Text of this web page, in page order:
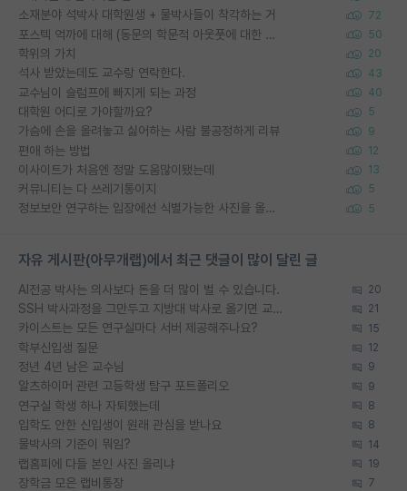
소재분야 석박사 대학원생 + 물박사들이 착각하는 거 72
포스텍 억까에 대해 (동문의 학문적 아웃풋에 대한 반박) 50
학위의 가치 20
석사 받았는데도 교수랑 연락한다. 43
교수님이 슬럼프에 빠지게 되는 과정 40
대학원 어디로 가야할까요? 5
가슴에 손을 올려놓고 싫어하는 사람 불공정하게 리뷰 9
편애 하는 방법 12
이사이트가 처음엔 정말 도움많이됐는데 13
커뮤니티는 다 쓰레기통이지 5
정보보안 연구하는 입장에선 식별가능한 사진을 올리는건 비추이긴함 5
자유 게시판(아무개랩)에서 최근 댓글이 많이 달린 글
AI전공 박사는 의사보다 돈을 더 많이 벌 수 있습니다. 20
SSH 박사과정을 그만두고 지방대 박사로 옮기면 교수의 꿈은 끝일까요? 21
카이스트는 모든 연구실마다 서버 제공해주나요? 15
학부신입생 질문 12
정년 4년 남은 교수님 9
알츠하이머 관련 고등학생 탐구 포트폴리오 9
연구실 학생 하나 자퇴했는데 8
입학도 안한 신입생이 원래 관심을 받나요 8
물박사의 기준이 뭐임? 14
랩홈피에 다들 본인 사진 올리냐 19
장학금 모은 랩비통장 7